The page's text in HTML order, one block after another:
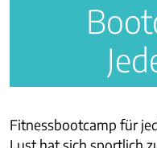
Fitnessbootcamp für